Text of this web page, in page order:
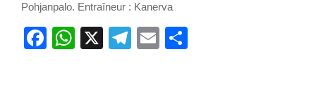
Pohjanpalo. Entraîneur : Kanerva
Facebook
WhatsApp
X Telegram
Email